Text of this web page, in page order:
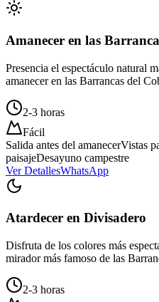
Amanecer en las
Presencia el espectáculo natural
amanecer en las Barrancas del
2-3 horas
Fácil
Salida antes del amanecerVistas
paisajeDesayuno campestre
Ver DetallesWhatsApp
Atardecer en Divisadero
Disfruta de los colores más
mirador más famoso de las
2-3 horas